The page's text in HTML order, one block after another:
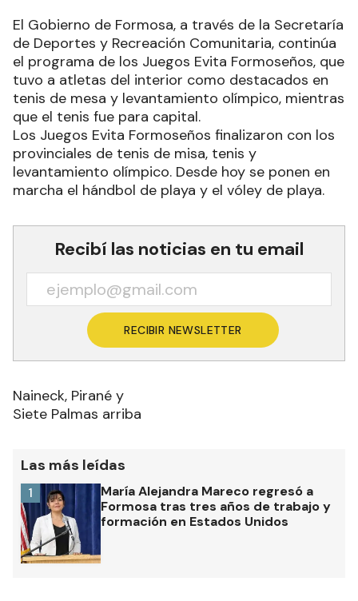
El Gobierno de Formosa, a través de la Secretaría
de Deportes y Recreación Comunitaria, continúa
el programa de los Juegos Evita Formoseños, que
tuvo a atletas del interior como destacados en
tenis de mesa y levantamiento olímpico, mientras
que el tenis fue para capital.
Los Juegos Evita Formoseños finalizaron con los
provinciales de tenis de misa, tenis y
levantamiento olímpico. Desde hoy se ponen en
marcha el hándbol de playa y el vóley de playa.
Recibí las noticias en tu email
RECIBIR NEWSLETTER
Naineck, Pirané y
Siete Palmas arriba
Las más leídas
María Alejandra Mareco regresó a
Formosa tras tres años de trabajo y
formación en Estados Unidos
1